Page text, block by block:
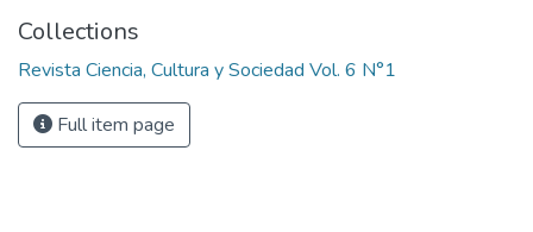
Collections
Revista Ciencia, Cultura y Sociedad Vol. 6 N°1
Full item page